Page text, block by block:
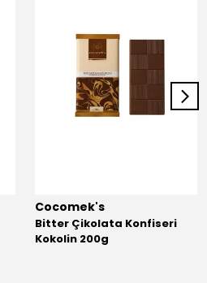
Cocomek's
Bitter Çikolata Konfiseri
Kokolin 200g